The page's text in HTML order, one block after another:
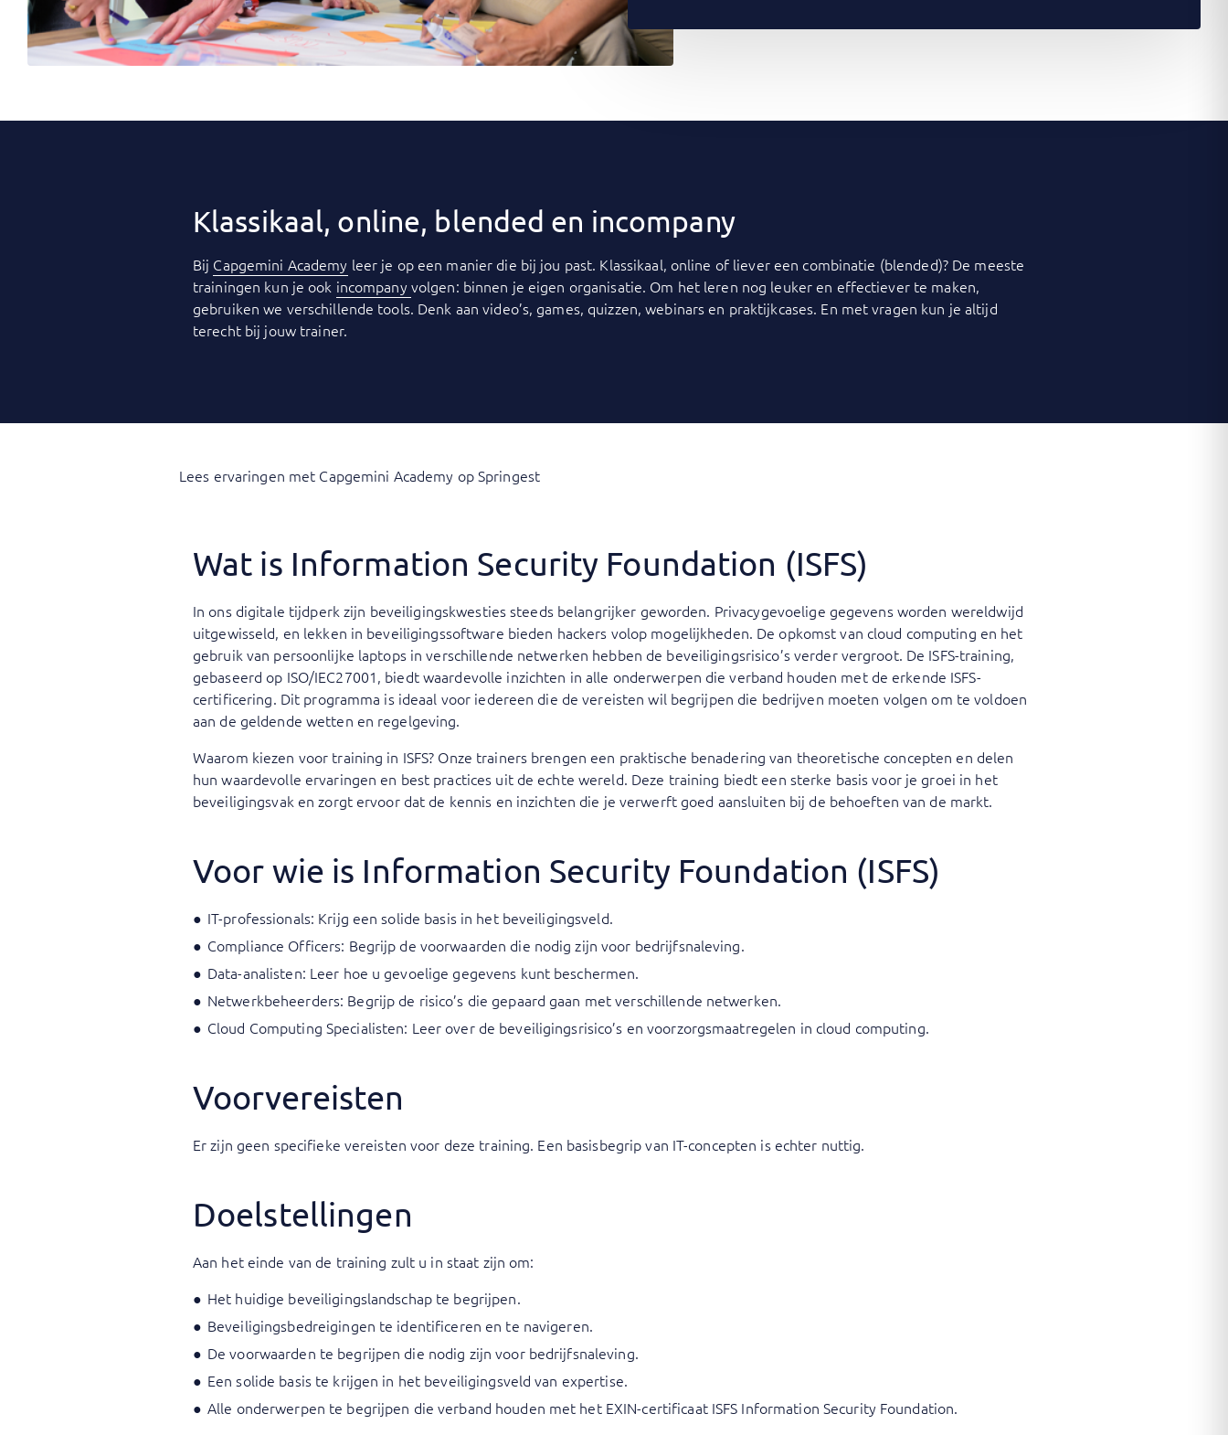
Klassikaal, online, blended en incompany
Bij Capgemini Academy leer je op een manier die bij jou past. Klassikaal, online of liever een combinatie (blended)? De meeste
trainingen kun je ook incompany volgen: binnen je eigen organisatie. Om het leren nog leuker en effectiever te maken,
gebruiken we verschillende tools. Denk aan video’s, games, quizzen, webinars en praktijkcases. En met vragen kun je altijd
terecht bij jouw trainer.
Lees ervaringen met Capgemini Academy op Springest
Wat is Information Security Foundation (ISFS)
In ons digitale tijdperk zijn beveiligingskwesties steeds belangrijker geworden. Privacygevoelige gegevens worden wereldwijd
uitgewisseld, en lekken in beveiligingssoftware bieden hackers volop mogelijkheden. De opkomst van cloud computing en het
gebruik van persoonlijke laptops in verschillende netwerken hebben de beveiligingsrisico’s verder vergroot. De ISFS-training,
gebaseerd op ISO/IEC27001, biedt waardevolle inzichten in alle onderwerpen die verband houden met de erkende ISFS-
certificering. Dit programma is ideaal voor iedereen die de vereisten wil begrijpen die bedrijven moeten volgen om te voldoen
aan de geldende wetten en regelgeving.
Waarom kiezen voor training in ISFS? Onze trainers brengen een praktische benadering van theoretische concepten en delen
hun waardevolle ervaringen en best practices uit de echte wereld. Deze training biedt een sterke basis voor je groei in het
beveiligingsvak en zorgt ervoor dat de kennis en inzichten die je verwerft goed aansluiten bij de behoeften van de markt.
Voor wie is Information Security Foundation (ISFS)
IT-professionals: Krijg een solide basis in het beveiligingsveld.
Compliance Officers: Begrijp de voorwaarden die nodig zijn voor bedrijfsnaleving.
Data-analisten: Leer hoe u gevoelige gegevens kunt beschermen.
Netwerkbeheerders: Begrijp de risico’s die gepaard gaan met verschillende netwerken.
Cloud Computing Specialisten: Leer over de beveiligingsrisico’s en voorzorgsmaatregelen in cloud computing.
Voorvereisten
Er zijn geen specifieke vereisten voor deze training. Een basisbegrip van IT-concepten is echter nuttig.
Doelstellingen
Aan het einde van de training zult u in staat zijn om:
Het huidige beveiligingslandschap te begrijpen.
Beveiligingsbedreigingen te identificeren en te navigeren.
De voorwaarden te begrijpen die nodig zijn voor bedrijfsnaleving.
Een solide basis te krijgen in het beveiligingsveld van expertise.
Alle onderwerpen te begrijpen die verband houden met het EXIN-certificaat ISFS Information Security Foundation.